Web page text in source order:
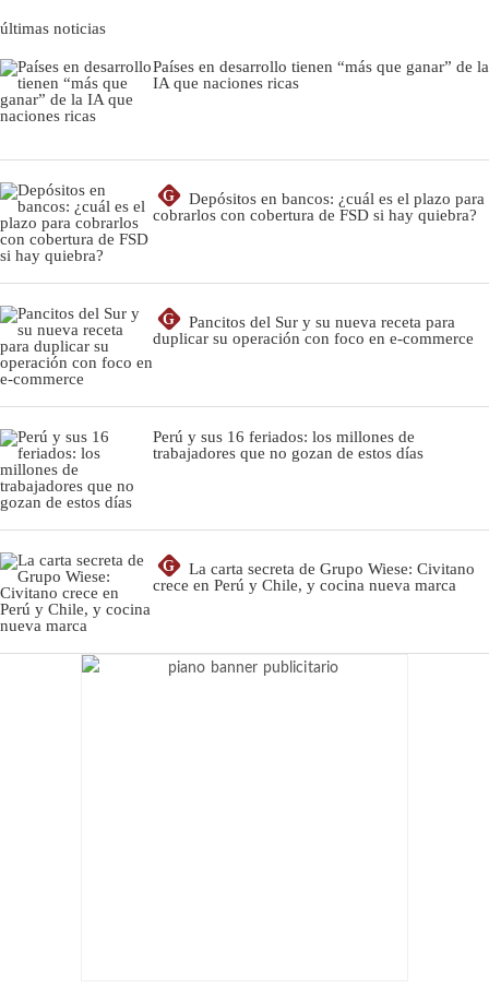
últimas noticias
Países en desarrollo tienen “más que ganar” de la
IA que naciones ricas
G
Depósitos en bancos: ¿cuál es el plazo para
cobrarlos con cobertura de FSD si hay quiebra?
G
Pancitos del Sur y su nueva receta para
duplicar su operación con foco en e-commerce
Perú y sus 16 feriados: los millones de
trabajadores que no gozan de estos días
G
La carta secreta de Grupo Wiese: Civitano
crece en Perú y Chile, y cocina nueva marca